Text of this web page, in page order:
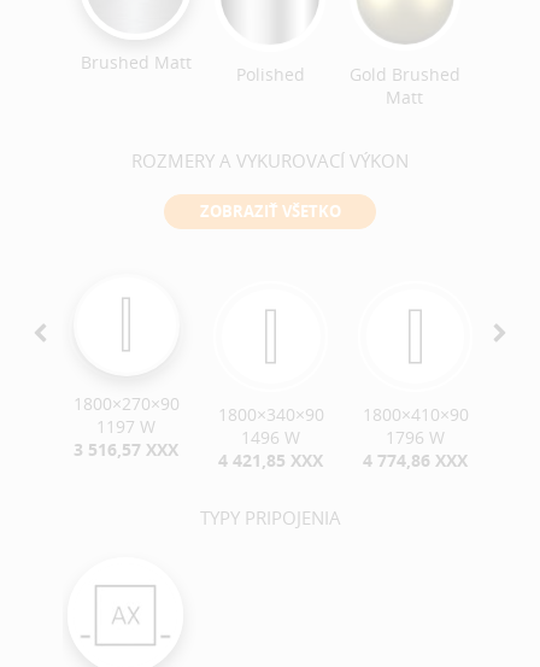
Brushed Matt Polished
Gold Brushed
Matt
ROZMERY A VYKUROVACÍ VÝKON
ZOBRAZIŤ VŠETKO
1800×270×90
1197 W
3 516,57 XXX
1800×340×90
1496 W
4 421,85 XXX
1800×410×90
1796 W
4 774,86 XXX
TYPY PRIPOJENIA